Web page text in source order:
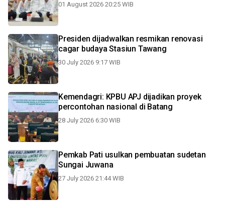
01 August 2026 20:25 WIB
Presiden dijadwalkan resmikan renovasi
cagar budaya Stasiun Tawang
30 July 2026 9:17 WIB
Kemendagri: KPBU APJ dijadikan proyek
percontohan nasional di Batang
28 July 2026 6:30 WIB
Pemkab Pati usulkan pembuatan sudetan
Sungai Juwana
27 July 2026 21:44 WIB